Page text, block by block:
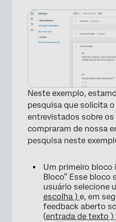
Neste exemplo,
pesquisa que solicita
entrevistados sobre
compraram de nossa
pesquisa neste
Um primeiro
Bloco” Esse bloco
usuário selecione
escolha ) e, em
feedback aberto
(entrada de texto )